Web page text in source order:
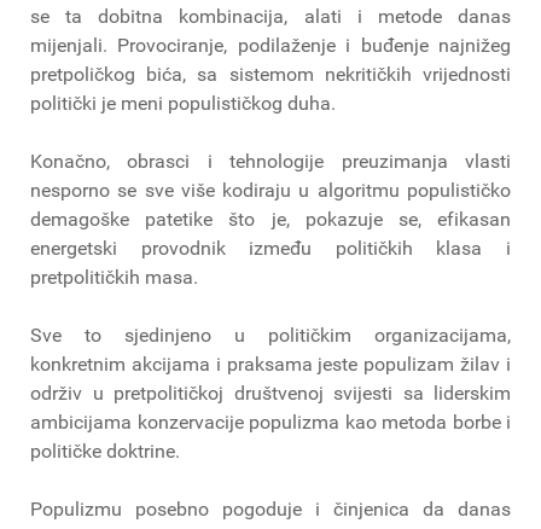
se ta dobitna kombinacija, alati i metode danas
mijenjali. Provociranje, podilaženje i buđenje najnižeg
pretpoličkog bića, sa sistemom nekritičkih vrijednosti
politički je meni populističkog duha.
Konačno, obrasci i tehnologije preuzimanja vlasti
nesporno se sve više kodiraju u algoritmu populističko
demagoške patetike što je, pokazuje se, efikasan
energetski provodnik između političkih klasa i
pretpolitičkih masa.
Sve to sjedinjeno u političkim organizacijama,
konkretnim akcijama i praksama jeste populizam žilav i
održiv u pretpolitičkoj društvenoj svijesti sa liderskim
ambicijama konzervacije populizma kao metoda borbe i
političke doktrine.
Populizmu posebno pogoduje i činjenica da danas